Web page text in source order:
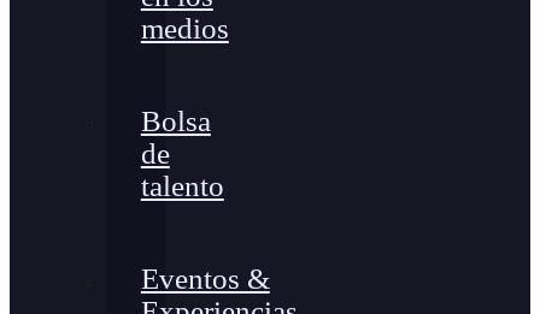
medios
Bolsa
de
talento
Eventos &